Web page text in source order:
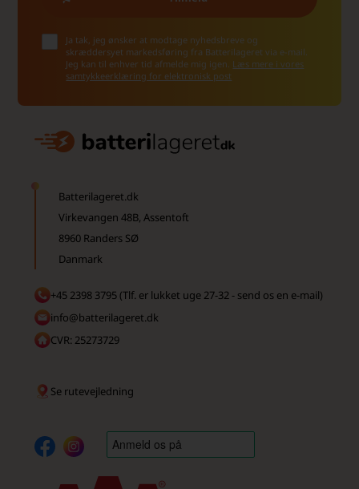
Ja tak, jeg ønsker at modtage nyhedsbreve og
skræddersyet markedsføring fra Batterilageret via e-mail.
Jeg kan til enhver tid afmelde mig igen. Læs mere i vores
samtykkeerklæring for elektronisk post
Batterilageret.dk
Virkevangen 48B, Assentoft
8960 Randers SØ
Danmark
+45 2398 3795 (Tlf. er lukket uge 27-32 - send os en e-mail)
info@batterilageret.dk
CVR: 25273729
Se rutevejledning